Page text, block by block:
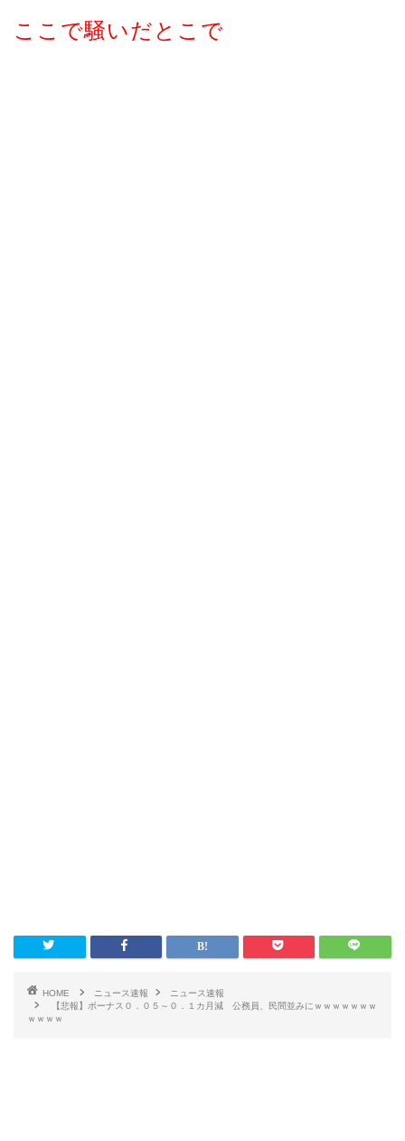
ここで騒いだとこで
HOME ニュース速報
ニュース速報
【悲報】ボーナス０．０５～０．１カ月減 公務員、民間並みにｗｗｗｗｗｗｗ
ｗｗｗｗ